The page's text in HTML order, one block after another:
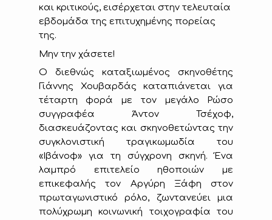
και κριτικούς, εισέρχεται στην τελευταία
εβδομάδα της επιτυχημένης πορείας
της.
Μην την χάσετε!
Ο διεθνώς καταξιωμένος σκηνοθέτης
Γιάννης Χουβαρδάς καταπιάνεται για
τέταρτη φορά με τον μεγάλο Ρώσο
συγγραφέα Άντον Τσέχοφ,
διασκευάζοντας και σκηνοθετώντας την
συγκλονιστική τραγικωμωδία του
«Ιβάνοφ» για τη σύγχρονη σκηνή. Ένα
λαμπρό επιτελείο ηθοποιών με
επικεφαλής τον Αργύρη Ξάφη στον
πρωταγωνιστικό ρόλο, ζωντανεύει μια
πολύχρωμη κοινωνική τοιχογραφία του